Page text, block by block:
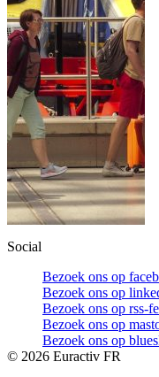
Social
Bezoek ons op
Bezoek ons op
Bezoek ons op rss-
Bezoek ons op
Bezoek ons op
© 2026 Euractiv FR